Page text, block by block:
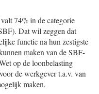
74% in de categorie
Dat wil zeggen dat
functie na hun zestigste
maken van de SBF-
op de loonbelasting
de werkgever t.a.v. van
maken.